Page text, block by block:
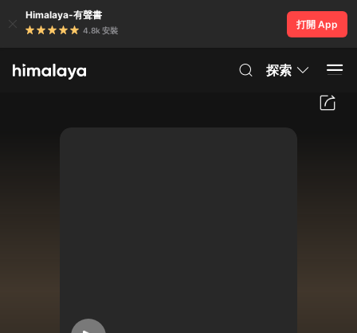
Himalaya-有聲書
4.8k 安裝
打開 App
探索